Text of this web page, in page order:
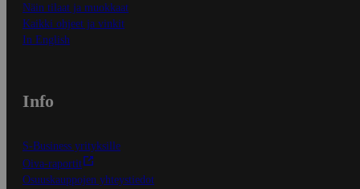
Näin tilaat ja muokkaat
Kaikki ohjeet ja vinkit
In English
Info
S-Business yrityksille
Oiva-raportit
Osuuskauppojen yhteystiedot